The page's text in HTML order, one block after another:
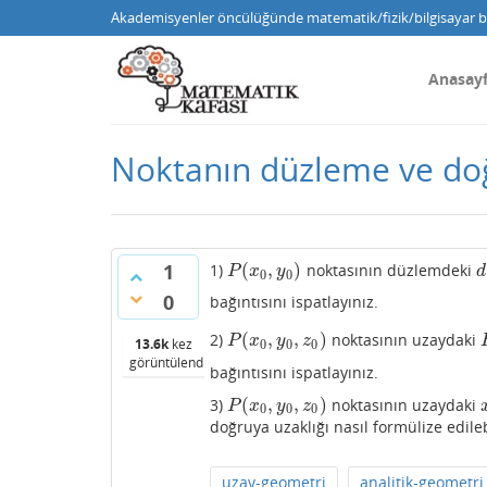
Akademisyenler öncülüğünde matematik/fizik/bilgisayar
Noktanın düzleme ve
1
0
13.6kkez
görüntülendi
1) P(x0, y0)
P(x0,y0 ) noktasının düzlemdeki d
d:
bağıntısını ispatlayınız.
2) P(x0, y0, z0 )
P(x0,y0 ,z0) noktasının uzaydaki
bağıntısını ispatlayınız.
3) P(x0, y0, z0 )
P(x0,y0 ,z0) noktasının uzaydaki x
doğruya uzaklığı nasıl formülize
uzay-geometri analitik-geometri